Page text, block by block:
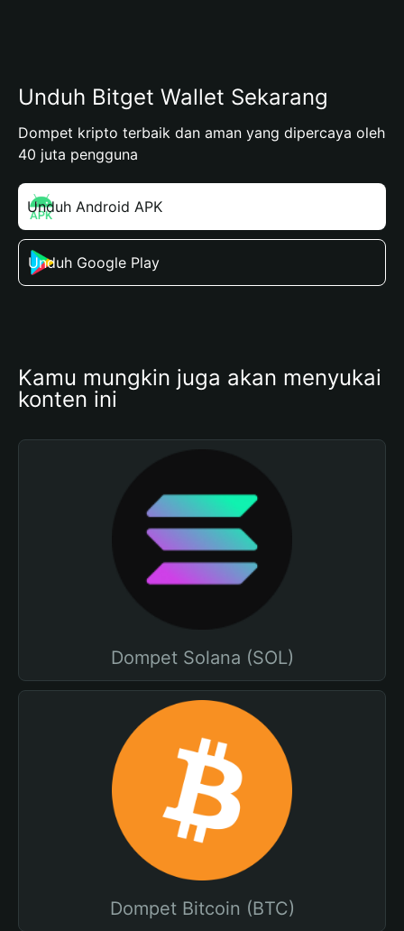
Unduh Bitget Wallet Sekarang
Dompet kripto terbaik dan aman yang dipercaya oleh
40 juta pengguna
Unduh Android APK
Unduh Google Play
Kamu mungkin juga akan menyukai
konten ini
Dompet Solana (SOL)
Dompet Bitcoin (BTC)